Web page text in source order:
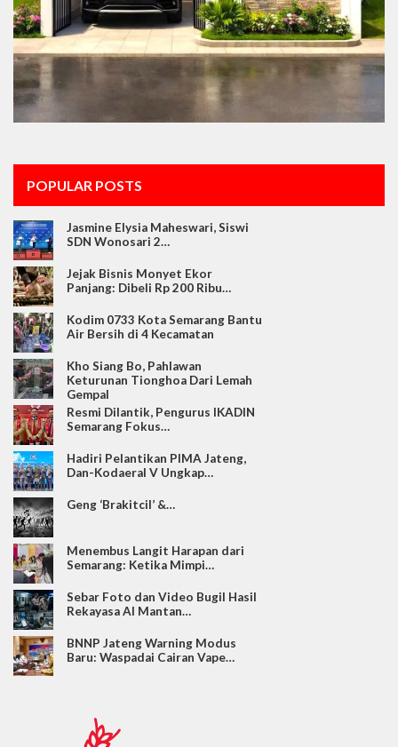
POPULAR POSTS
Jasmine Elysia Maheswari, Siswi
SDN Wonosari 2…
Jejak Bisnis Monyet Ekor
Panjang: Dibeli Rp 200 Ribu…
Kodim 0733 Kota Semarang Bantu
Air Bersih di 4 Kecamatan
Kho Siang Bo, Pahlawan
Keturunan Tionghoa Dari Lemah
Gempal
Resmi Dilantik, Pengurus IKADIN
Semarang Fokus…
Hadiri Pelantikan PIMA Jateng,
Dan-Kodaeral V Ungkap…
Geng ‘Brakitcil’ &…
Menembus Langit Harapan dari
Semarang: Ketika Mimpi…
Sebar Foto dan Video Bugil Hasil
Rekayasa AI Mantan…
BNNP Jateng Warning Modus
Baru: Waspadai Cairan Vape…